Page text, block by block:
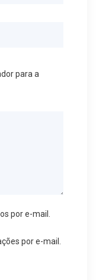
para a
por e-mail.
por e-mail.